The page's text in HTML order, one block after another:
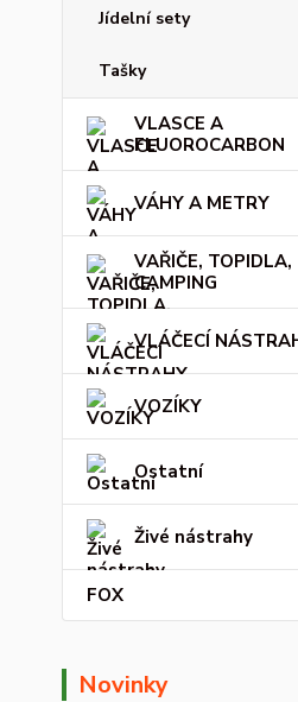
Jídelní sety
Tašky
VLASCE A
FLUOROCARBON
VÁHY A METRY
VAŘIČE, TOPIDLA,
CAMPING
VLÁČECÍ
VOZÍKY
Ostatní
Živé nástrahy
FOX
Novinky